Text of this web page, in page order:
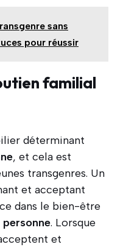
sans
pour réussir
familial
déterminant
, et cela est
transgenres. Un
et acceptant
dans le bien-être
personne. Lorsque
et